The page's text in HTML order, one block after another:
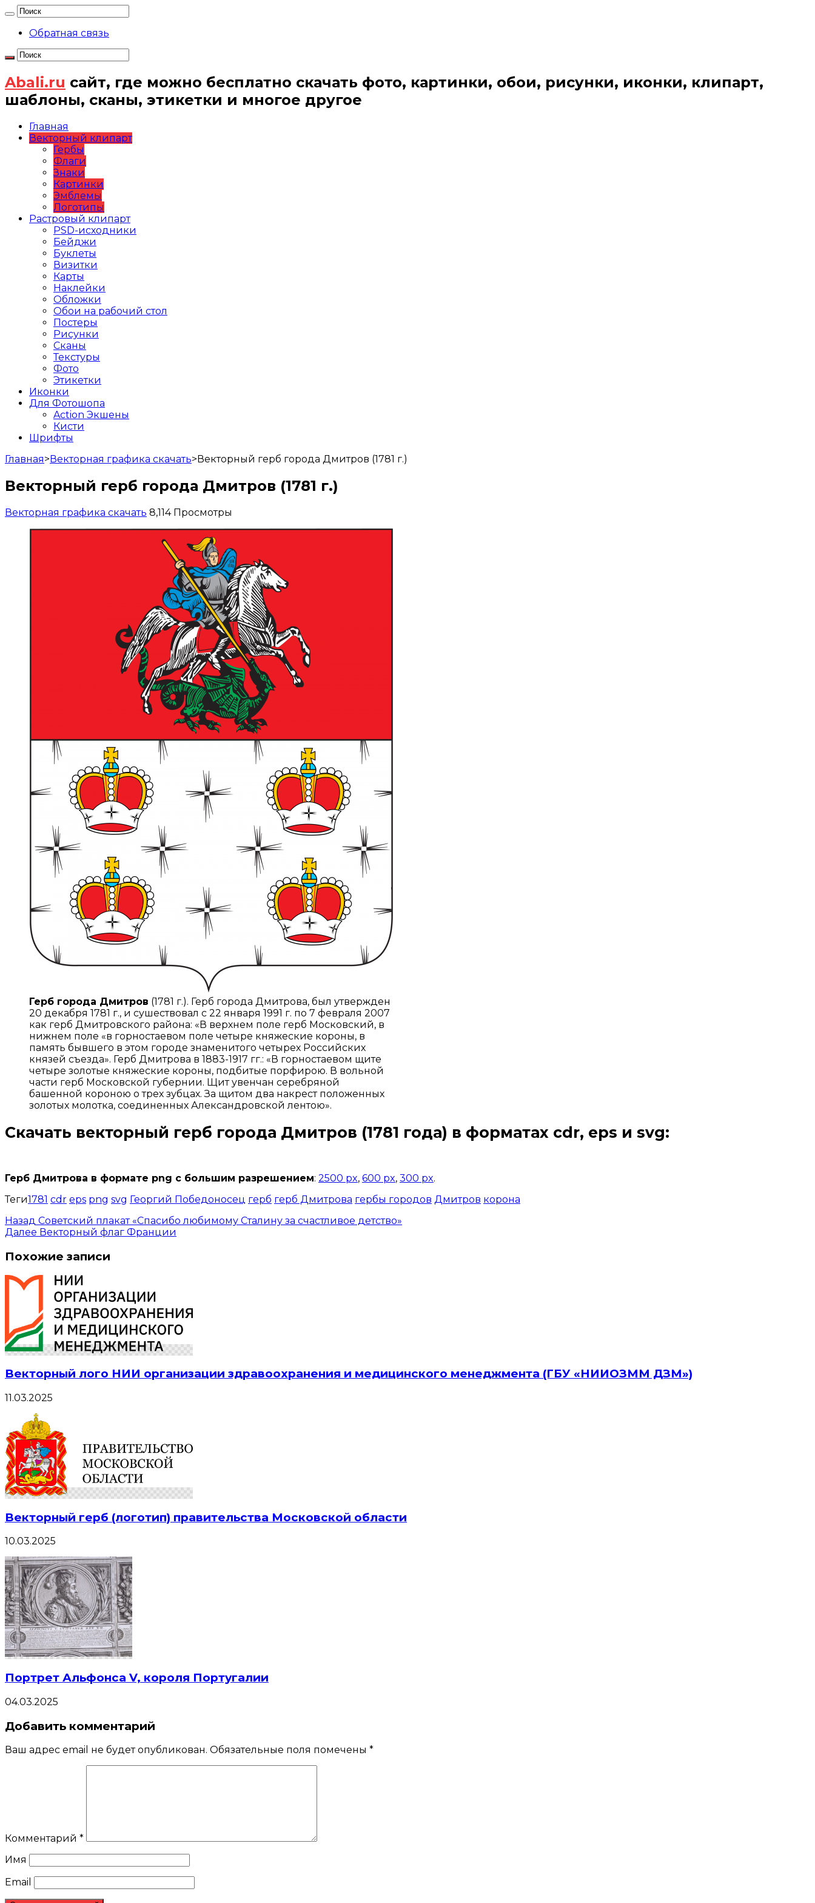
Обратная связь
Abali.ru сайт, где можно бесплатно скачать фото, картинки, обои, рисунки, иконки, клипарт,
шаблоны, сканы, этикетки и многое другое
Главная
Векторный клипарт
Гербы
Флаги
Знаки
Картинки
Эмблемы
Логотипы
Растровый клипарт
PSD-исходники
Бейджи
Буклеты
Визитки
Карты
Наклейки
Обложки
Обои на рабочий стол
Постеры
Рисунки
Сканы
Текстуры
Фото
Этикетки
Иконки
Для Фотошопа
Action Экшены
Кисти
Шрифты
Главная>Векторная графика скачать>Векторный герб города Дмитров (1781 г.)
Векторный герб города Дмитров (1781 г.)
Векторная графика скачать 8,114 Просмотры
Герб города Дмитров (1781 г.). Герб города Дмитрова, был утвержден
20 декабря 1781 г., и сушествовал с 22 января 1991 г. по 7 февраля 2007
как герб Дмитровского района: «В верхнем поле герб Московский, в
нижнем поле «в горностаевом поле четыре княжеские короны, в
память бывшего в этом городе знаменитого четырех Российских
князей съезда». Герб Дмитрова в 1883-1917 гг.: «В горностаевом щите
четыре золотые княжеские короны, подбитые порфирою. В вольной
части герб Московской губернии. Щит увенчан серебряной
башенной короною о трех зубцах. За щитом два накрест положенных
золотых молотка, соединенных Александровской лентою».
Скачать векторный герб города Дмитров (1781 года) в форматах cdr, eps и svg:
Герб Дмитрова в формате png с большим разрешением: 2500 px, 600 px, 300 px.
Теги1781 cdr eps png svg Георгий Победоносец герб герб Дмитрова гербы городов Дмитров корона
Назад Советский плакат «Спасибо любимому Сталину за счастливое детство»
Далее Векторный флаг Франции
Похожие записи
Векторный лого НИИ организации здравоохранения и медицинского менеджмента (ГБУ «НИИОЗММ ДЗМ»)
11.03.2025
Векторный герб (логотип) правительства Московской области
10.03.2025
Портрет Альфонса V, короля Португалии
04.03.2025
Добавить комментарий
Ваш адрес email не будет опубликован. Обязательные поля помечены *
Комментарий *
Имя
Email